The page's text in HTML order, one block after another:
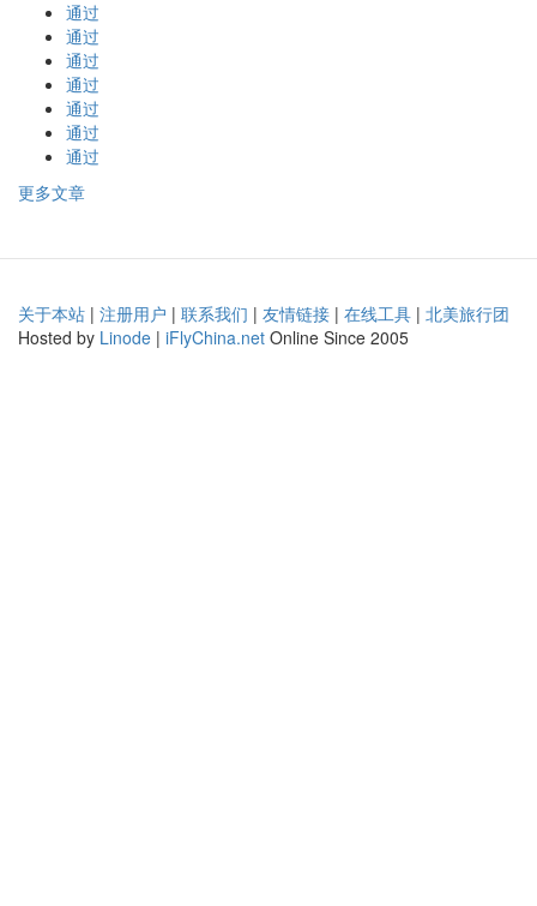
通过
通过
通过
通过
通过
通过
通过
更多文章
关于本站 | 注册用户 | 联系我们 | 友情链接 | 在线工具 | 北美旅行团
Hosted by Linode | iFlyChina.net Online Since 2005